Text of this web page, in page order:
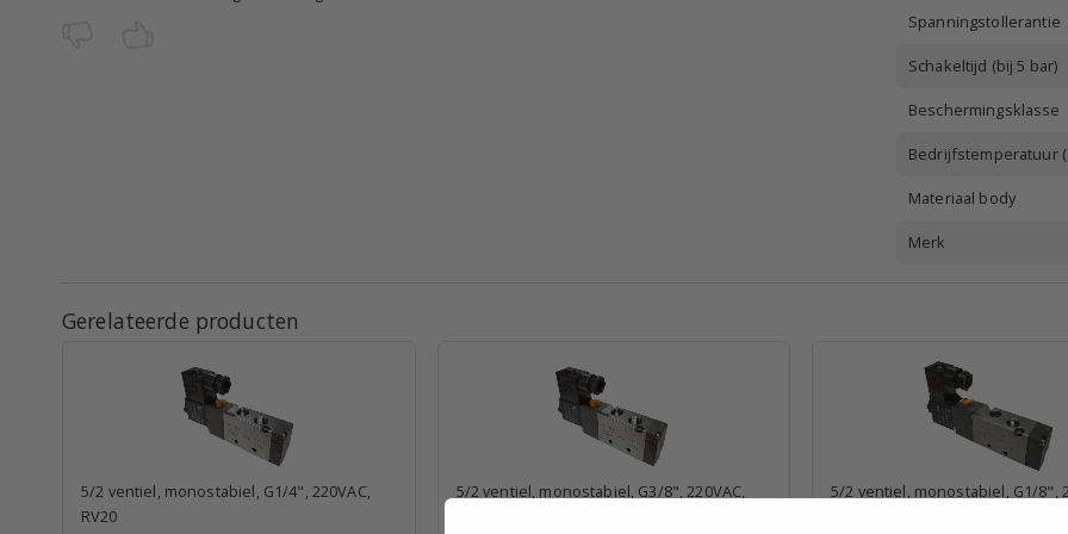
Spanningstollerantie
Schakeltijd (bij 5 bar)
Beschermingsklasse
Bedrijfstemperatuur
Materiaal body
Merk
Gerelateerde producten
5/2 ventiel, monostabiel, G1/4", 220VAC,
RV20
5/2 ventiel, monostabiel, G3/8", 220VAC,
5/2 ventiel, monostabiel, G1/8",